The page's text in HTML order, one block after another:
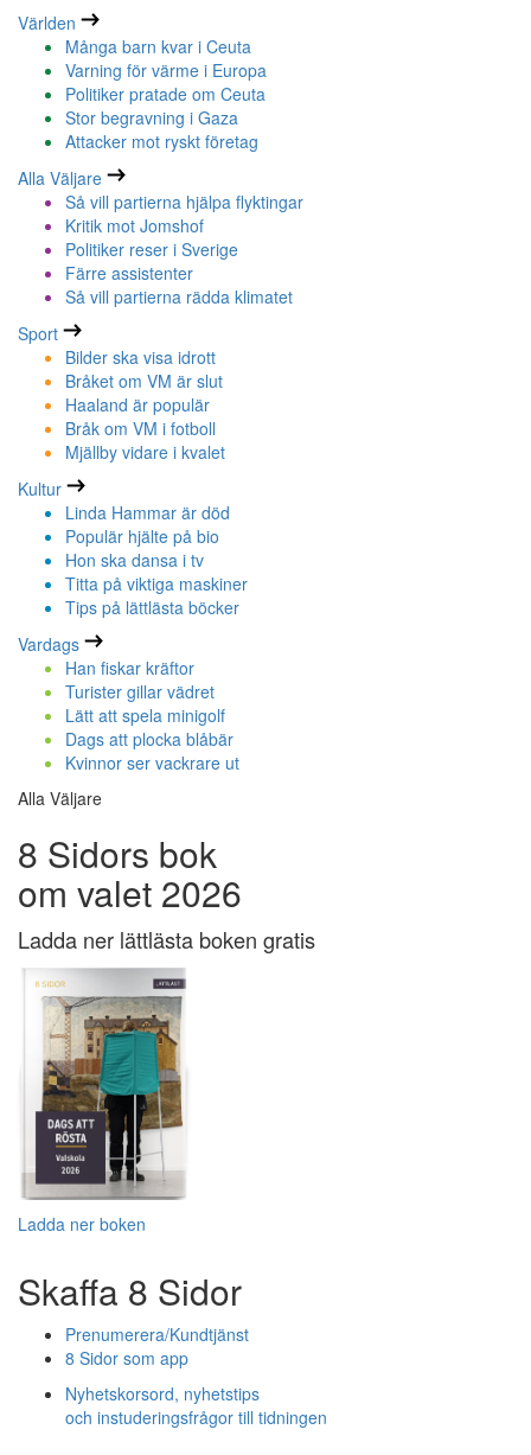
Världen
Många barn kvar i Ceuta
Varning för värme i Europa
Politiker pratade om Ceuta
Stor begravning i Gaza
Attacker mot ryskt företag
Alla Väljare
Så vill partierna hjälpa flyktingar
Kritik mot Jomshof
Politiker reser i Sverige
Färre assistenter
Så vill partierna rädda klimatet
Sport
Bilder ska visa idrott
Bråket om VM är slut
Haaland är populär
Bråk om VM i fotboll
Mjällby vidare i kvalet
Kultur
Linda Hammar är död
Populär hjälte på bio
Hon ska dansa i tv
Titta på viktiga maskiner
Tips på lättlästa böcker
Vardags
Han fiskar kräftor
Turister gillar vädret
Lätt att spela minigolf
Dags att plocka blåbär
Kvinnor ser vackrare ut
Alla Väljare
8 Sidors bok
om valet 2026
Ladda ner lättlästa boken gratis
Ladda ner boken
Skaffa 8 Sidor
Prenumerera/Kundtjänst
8 Sidor som app
Nyhetskorsord, nyhetstips
och instuderingsfrågor till tidningen